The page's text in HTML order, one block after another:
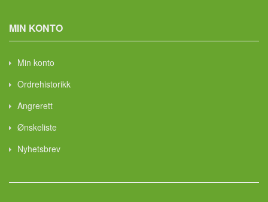
MIN KONTO
Min konto
Ordrehistorikk
Angrerett
Ønskeliste
Nyhetsbrev